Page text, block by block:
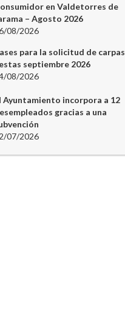
en Valdetorres de
– Agosto 2026
08/2026
para la solicitud de carpas
septiembre 2026
08/2026
Ayuntamiento incorpora a 12
gracias a una
07/2026